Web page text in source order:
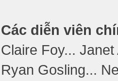
Các diễn viên
Claire Foy...
Ryan Gosling...